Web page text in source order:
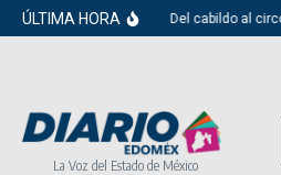
Saltar al contenido
ÚLTIMA HORA Del cabildo al
La Voz del Estado de México